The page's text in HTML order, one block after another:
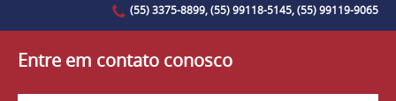
(55) 3375-8899, (55) 99118-5145, (55) 99119-9065
Entre em contato conosco